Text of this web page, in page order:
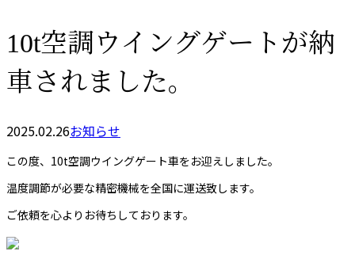
10t空調ウイングゲートが納
車されました。
2025.02.26お知らせ
この度、10t空調ウイングゲート車をお迎えしました。
温度調節が必要な精密機械を全国に運送致します。
ご依頼を心よりお待ちしております。